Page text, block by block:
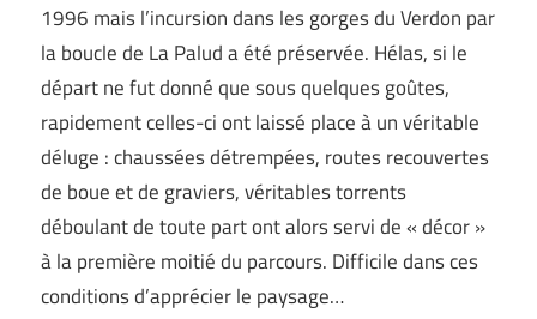
1996 mais l’incursion dans les gorges du Verdon par
la boucle de La Palud a été préservée. Hélas, si le
départ ne fut donné que sous quelques goûtes,
rapidement celles-ci ont laissé place à un véritable
déluge : chaussées détrempées, routes recouvertes
de boue et de graviers, véritables torrents
déboulant de toute part ont alors servi de « décor »
à la première moitié du parcours. Difficile dans ces
conditions d’apprécier le paysage…